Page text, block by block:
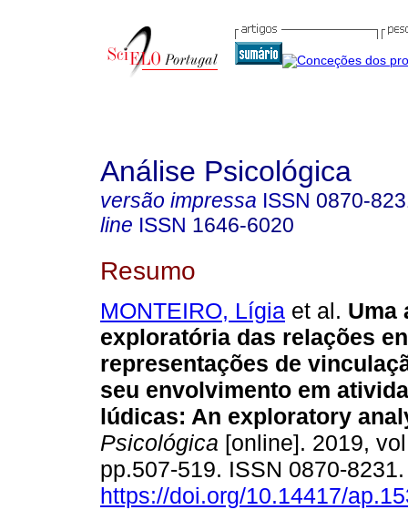
Análise Psicológica
versão impressa ISSN 0870-
line ISSN 1646-6020
Resumo
MONTEIRO, Lígia et al. Uma
exploratória das relações
representações de
seu envolvimento em
lúdicas: An exploratory
Psicológica [online]. 2019,
pp.507-519. ISSN 0870-
https://doi.org/10.14417/